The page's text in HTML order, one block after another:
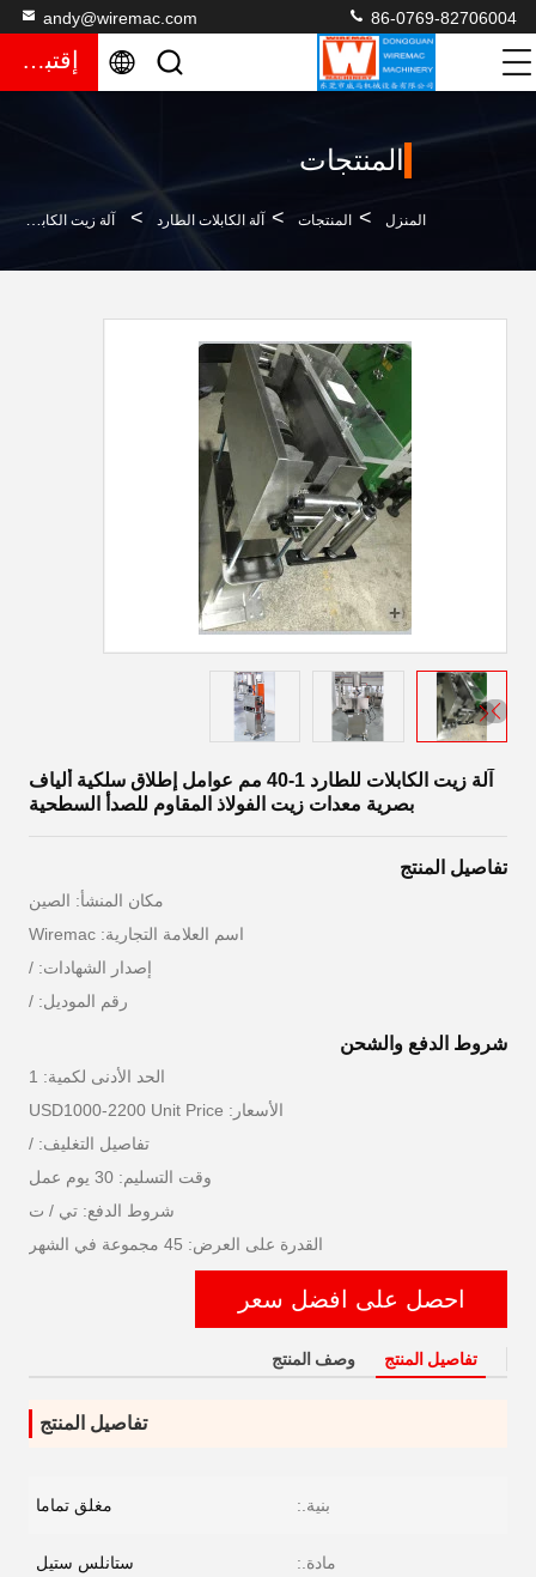
andy@wiremac.com 86-0769-82706004
إقتباس
المنتجات
المنزل > المنتجات > آلة الكابلات الطارد > آلة زيت الكابلات للطارد 1-40 مم عوامل إطلاق سلكية ألياف بصرية معدات زيت الفولاذ المقاوم للصدأ السطحية
آلة زيت الكابلات للطارد 1-40 مم عوامل إطلاق سلكية ألياف
بصرية معدات زيت الفولاذ المقاوم للصدأ السطحية
تفاصيل المنتج
مكان المنشأ: الصين
اسم العلامة التجارية: Wiremac
إصدار الشهادات: /
رقم الموديل: /
شروط الدفع والشحن
الحد الأدنى لكمية: 1
الأسعار: USD1000-2200 Unit Price
تفاصيل التغليف: /
وقت التسليم: 30 يوم عمل
شروط الدفع: تي / ت
القدرة على العرض: 45 مجموعة في الشهر
احصل على افضل سعر
تفاصيل المنتج وصف المنتج
تفاصيل المنتج
بنية.: مغلق تماما
مادة.: ستانلس ستيل